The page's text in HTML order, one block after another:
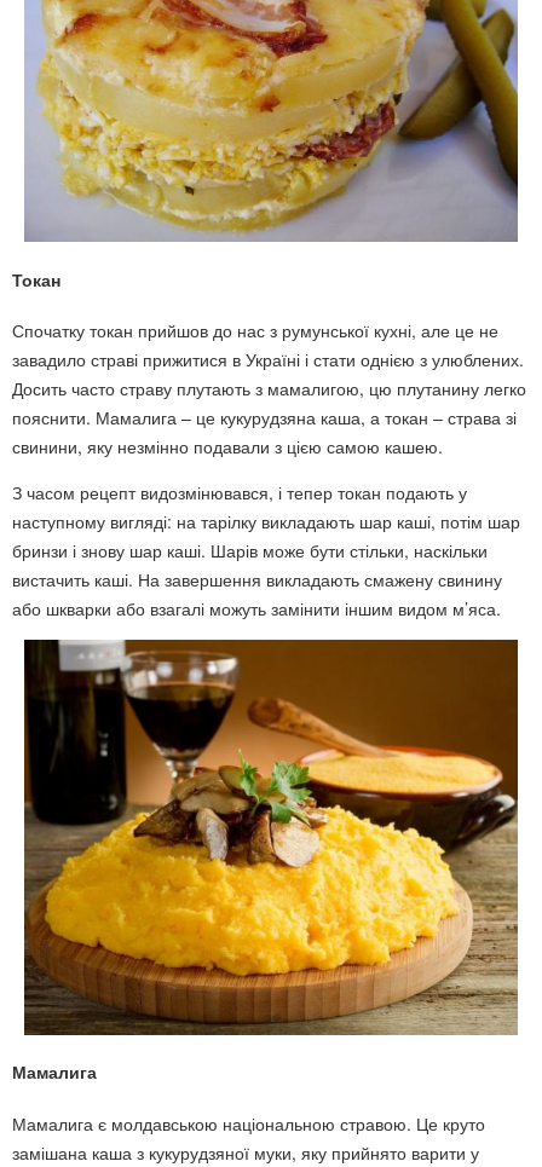
Токан
Спочатку токан прийшов до нас з румунської кухні, але це не
завадило страві прижитися в Україні і стати однією з улюблених.
Досить часто страву плутають з мамалигою, цю плутанину легко
пояснити. Мамалига – це кукурудзяна каша, а токан – страва зі
свинини, яку незмінно подавали з цією самою кашею.
З часом рецепт видозмінювався, і тепер токан подають у
наступному вигляді: на тарілку викладають шар каші, потім шар
бринзи і знову шар каші. Шарів може бути стільки, наскільки
вистачить каші. На завершення викладають смажену свинину
або шкварки або взагалі можуть замінити іншим видом м’яса.
Мамалига
Мамалига є молдавською національною стравою. Це круто
замішана каша з кукурудзяної муки, яку прийнято варити у